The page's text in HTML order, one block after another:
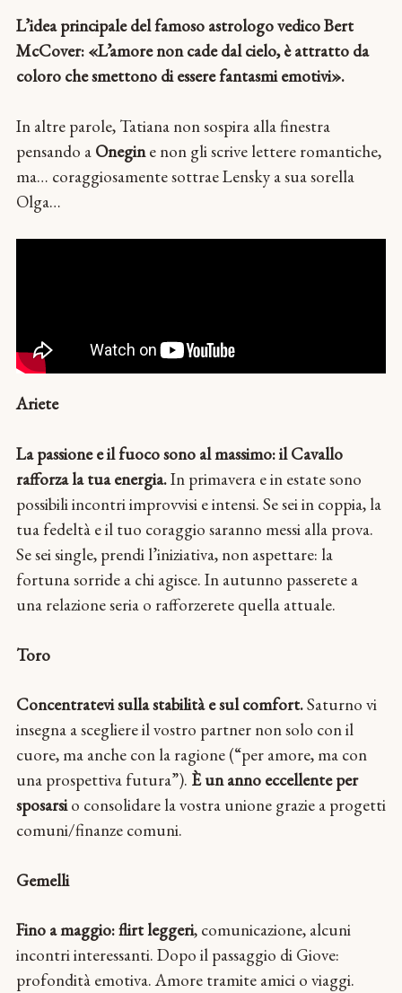
L’idea principale del famoso astrologo vedico Bert
McCover: «L’amore non cade dal cielo, è attratto da
coloro che smettono di essere fantasmi emotivi».
In altre parole, Tatiana non sospira alla finestra
pensando a Onegine non gli scrive lettere romantiche,
ma… coraggiosamente sottrae Lensky a sua sorella
Olga…
Ariete
La passione e il fuoco sono al massimo: il Cavallo
rafforza la tua energia.In primavera e in estate sono
possibili incontri improvvisi e intensi. Se sei in coppia, la
tua fedeltà e il tuo coraggio saranno messi alla prova.
Se sei single, prendi l’iniziativa, non aspettare: la
fortuna sorride a chi agisce. In autunno passerete a
una relazione seria o rafforzerete quella attuale.
Toro
Concentratevi sulla stabilità e sul comfort.Saturno vi
insegna a scegliere il vostro partner non solo con il
cuore, ma anche con la ragione (“per amore, ma con
una prospettiva futura”). È un anno eccellente per
sposarsio consolidare la vostra unione grazie a progetti
comuni/finanze comuni.
Gemelli
Fino a maggio: flirt leggeri, comunicazione, alcuni
incontri interessanti. Dopo il passaggio di Giove:
profondità emotiva. Amore tramite amici o viaggi.